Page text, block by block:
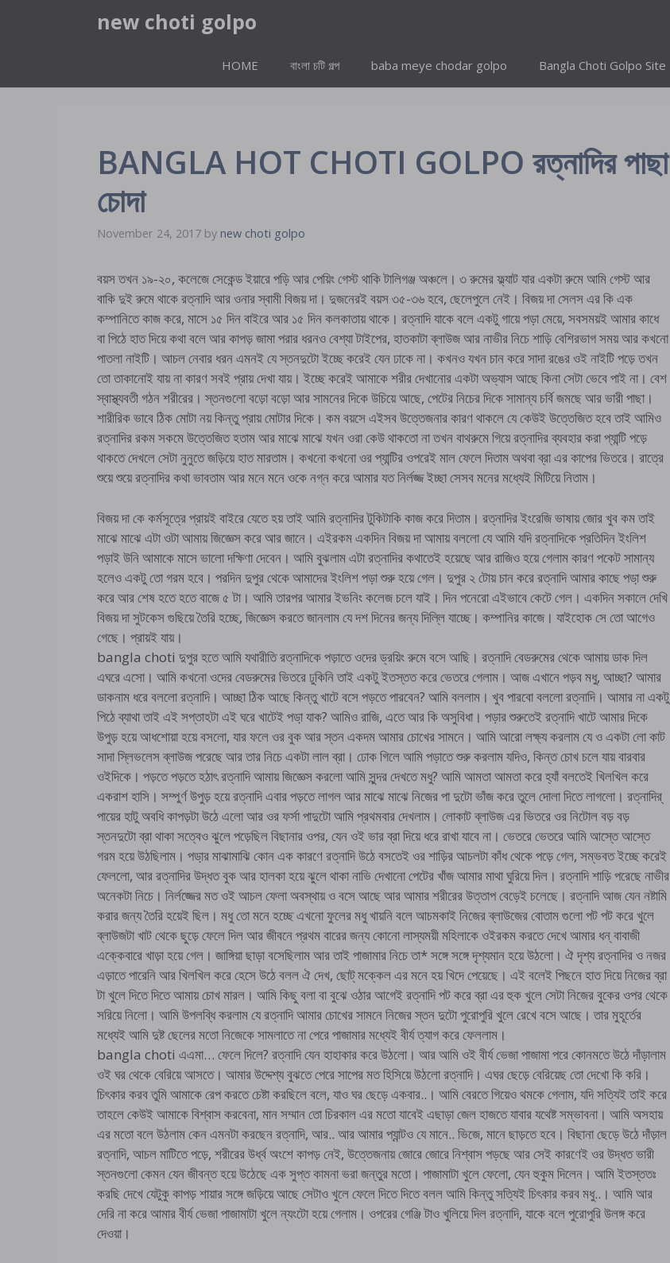
new choti golpo
HOME বাংলা চটি গল্প baba meye chodar golpo Bangla Choti Golpo Site
BANGLA HOT CHOTI GOLPO রত্নাদির পাছা
চোদা
November 24, 2017 by new choti golpo
বয়স তখন ১৯-২০, কলেজে সেকেন্ড ইয়ারে পড়ি আর পেয়িং গেস্ট থাকি টালিগঞ্জ অঞ্চলে। ৩ রুমের ফ্ল্যাট যার একটা রুমে আমি গেস্ট আর
বাকি দুই রুমে থাকে রত্নাদি আর ওনার স্বামী বিজয় দা। দুজনেরই বয়স ৩৫-৩৬ হবে, ছেলেপুলে নেই। বিজয় দা সেলস এর কি এক
কম্পানিতে কাজ করে, মাসে ১৫ দিন বাইরে আর ১৫ দিন কলকাতায় থাকে। রত্নাদি যাকে বলে একটু গায়ে পড়া মেয়ে, সবসময়ই আমার কাধে
বা পিঠে হাত দিয়ে কথা বলে আর কাপড় জামা পরার ধরনও বেশ্যা টাইপের, হাতকাটা ব্লাউজ আর নাভীর নিচে শাড়ি বেশিরভাগ সময় আর কখনো
পাতলা নাইটি। আচল নেবার ধরন এমনই যে স্তনদুটো ইচ্ছে করেই যেন ঢাকে না। কখনও যখন চান করে সাদা রঙের ওই নাইটি পড়ে তখন
তো তাকানোই যায় না কারণ সবই প্রায় দেখা যায়। ইচ্ছে করেই আমাকে শরীর দেখানোর একটা অভ্যাস আছে কিনা সেটা ভেবে পাই না। বেশ
স্বাস্থ্যবতী গঠন শরীরের। স্তনগুলো বড়ো বড়ো আর সামনের দিকে উচিয়ে আছে, পেটের নিচের দিকে সামান্য চর্বি জমছে আর ভারী পাছা।
শারীরিক ভাবে ঠিক মোটা নয় কিন্তু প্রায় মোটার দিকে। কম বয়সে এইসব উত্তেজনার কারণ থাকলে যে কেউই উত্তেজিত হবে তাই আমিও
রত্নাদির রকম সকমে উত্তেজিত হতাম আর মাঝে মাঝে যখন ওরা কেউ থাকতো না তখন বাথরুমে গিয়ে রত্নাদির ব্যবহার করা প্যান্টি পড়ে
থাকতে দেখলে সেটা নুনুতে জড়িয়ে হাত মারতাম। কখনো কখনো ওর প্যান্টির ওপরেই মাল ফেলে দিতাম অথবা ব্রা এর কাপের ভিতরে। রাত্রে
শুয়ে শুয়ে রত্নাদির কথা ভাবতাম আর মনে মনে ওকে নগ্ন করে আমার যত নির্লজ্জ ইচ্ছা সেসব মনের মধ্যেই মিটিয়ে নিতাম।
বিজয় দা কে কর্মসূত্রে প্রায়ই বাইরে যেতে হয় তাই আমি রত্নাদির টুকিটাকি কাজ করে দিতাম। রত্নাদির ইংরেজি ভাষায় জোর খুব কম তাই
মাঝে মাঝে এটা ওটা আমায় জিজ্ঞেস করে আর জানে। এইরকম একদিন বিজয় দা আমায় বললো যে আমি যদি রত্নাদিকে প্রতিদিন ইংলিশ
পড়াই উনি আমাকে মাসে ভালো দক্ষিণা দেবেন। আমি বুঝলাম এটা রত্নাদির কথাতেই হয়েছে আর রাজিও হয়ে গেলাম কারণ পকেট সামান্য
হলেও একটু তো গরম হবে। পরদিন দুপুর থেকে আমাদের ইংলিশ পড়া শুরু হয়ে গেল। দুপুর ২ টোয় চান করে রত্নাদি আমার কাছে পডা় শুরু
করে আর শেষ হতে হতে বাজে ৫ টা। আমি তারপর আমার ইভনিং কলেজ চলে যাই। দিন পনেরো এইভাবে কেটে গেল। একদিন সকালে দেখি
বিজয় দা সুটকেস গুছিয়ে তৈরি হচ্ছে, জিজ্ঞেস করতে জানলাম যে দশ দিনের জন্য দিল্লি যাচ্ছে। কম্পানির কাজে। যাইহোক সে তো আগেও
গেছে। প্রায়ই যায়।
bangla choti দুপুর হতে আমি যথারীতি রত্নাদিকে পড়াতে ওদের ড্রয়িং রুমে বসে আছি। রত্নাদি বেডরুমের থেকে আমায় ডাক দিল
এঘরে এসো। আমি কখনো ওদের বেডরুমের ভিতরে ঢুকিনি তাই একটু ইতস্তত করে ভেতরে গেলাম। আজ এখানে পড়ব মধু, আচ্ছা? আমার
ডাকনাম ধরে বললো রত্নাদি। আচ্ছা ঠিক আছে কিন্তু খাটে বসে পড়তে পারবেন? আমি বললাম। খুব পারবো বললো রত্নাদি। আমার না একটু
পিঠে ব্যাথা তাই এই সপ্তাহটা এই ঘরে খাটেই পডা় যাক? আমিও রাজি, এতে আর কি অসুবিধা। পড়ার শুরুতেই রত্নাদি খাটে আমার দিকে
উপুড় হয়ে আধশোয়া হয়ে বসলো, যার ফলে ওর বুক আর স্তন একদম আমার চোখের সামনে। আমি আরো লক্ষ্য করলাম যে ও একটা লো কাট
সাদা স্লিভলেস ব্লাউজ পরেছে আর তার নিচে একটা লাল ব্রা। ঢোক গিলে আমি পড়াতে শুরু করলাম যদিও, কিন্ত চোখ চলে যায় বারবার
ওইদিকে। পড়তে পড়তে হঠাৎ রত্নাদি আমায় জিজ্ঞেস করলো আমি সুন্দর দেখতে মধু? আমি আমতা আমতা করে হ্যাঁ বলতেই খিলখিল করে
একরাশ হাসি। সম্পুর্ণ উপুড় হয়ে রত্নাদি এবার পড়তে লাগল আর মাঝে মাঝে নিজের পা দুটো ভাঁজ করে তুলে দোলা দিতে লাগলো। রত্নাদির্
পায়ের হাটু অবধি কাপড়টা উঠে এলো আর ওর ফর্সা পাদুটো আমি প্রথমবার দেখলাম। লোকাট ব্লাউজ এর ভিতরে ওর নিটোল বড় বড়
স্তনদুটো ব্রা থাকা সত্বেও ঝুলে পড়েছিল বিছানার ওপর, যেন ওই ভার ব্রা দিয়ে ধরে রাখা যাবে না। ভেতরে ভেতরে আমি আস্তে আস্তে
গরম হয়ে উঠছিলাম। পডা়র মাঝামাঝি কোন এক কারণে রত্নাদি উঠে বসতেই ওর শাড়ির আচলটা কাঁধ থেকে পড়ে গেল, সম্ভবত ইচ্ছে করেই
ফেললো, আর রত্নাদির উদ্ধত বুক আর হালকা হয়ে ঝুলে থাকা নাভি দেখানো পেটের খাঁজ আমার মাথা ঘুরিয়ে দিল। রত্নাদি শাড়ি পরেছে নাভীর
অনেকটা নিচে। নির্লজ্জের মত ওই আচল ফেলা অবস্থায় ও বসে আছে আর আমার শরীরের উত্তাপ বেড়েই চলেছে। রত্নাদি আজ যেন নষ্টামি
করার জন্য তৈরি হয়েই ছিল। মধু তো মনে হচ্ছে এখনো ফুলের মধু খায়নি বলে আচমকাই নিজের ব্লাউজের বোতাম গুলো পট পট করে খুলে
ব্লাউজটা খাট থেকে ছুড়ে ফেলে দিল আর জীবনে প্রথম বারের জন্য কোনো লাস্যময়ী মহিলাকে ওইরকম করতে দেখে আমার ধন্ বাবাজী
এক্কেবারে খাড়া হয়ে গেল। জাঙ্গিয়া ছাড়া বসেছিলাম আর তাই পাজামার নিচে তা* সঙ্গে সঙ্গে দৃশ্যমান হয়ে উঠলো। ঐ দৃশ্য রত্নাদির ও নজর
এড়াতে পারেনি আর খিলখিল করে হেসে উঠে বলল ঐ দেখ, ছোট্ মক্কেল এর মনে হয় খিদে পেয়েছে। এই বলেই পিছনে হাত দিয়ে নিজের ব্রা
টা খুলে দিতে দিতে আমায় চোখ মারল। আমি কিছু বলা বা বুঝে ওঠার আগেই রত্নাদি পট করে ব্রা এর হুক খুলে সেটা নিজের বুকের ওপর থেকে
সরিয়ে নিলো। আমি উপলব্ধি করলাম যে রত্নাদি আমার চোখের সামনে নিজের স্তন দুটো পুরোপুরি খুলে রেখে বসে আছে। তার মুহূর্তের
মধ্যেই আমি দুষ্ট ছেলের মতো নিজেকে সামলাতে না পেরে পাজামার মধ্যেই বীর্য ত্যাগ করে ফেললাম।
bangla choti এএমা… ফেলে দিলে? রত্নাদি যেন হাহাকার করে উঠলো। আর আমি ওই বীর্য ভেজা পাজামা পরে কোনমতে উঠে দাঁড়ালাম
ওই ঘর থেকে বেরিয়ে আসতে। আমার উদ্দেশ্য বুঝতে পেরে সাপের মত হিসিয়ে উঠলো রত্নাদি। এঘর ছেড়ে বেরিয়েছ তো দেখো কি করি।
চিৎকার করব তুমি আমাকে রেপ করতে চেষ্টা করছিলে বলে, যাও ঘর ছেড়ে একবার..। আমি বেরতে গিয়েও থমকে গেলাম, যদি সত্যিই তাই করে
তাহলে কেউই আমাকে বিশ্বাস করবেনা, মান সম্মান তো চিরকাল এর মতো যাবেই এছাড়া জেল হাজতে যাবার যথেষ্ট সম্ভাবনা। আমি অসহায়
এর মতো বলে উঠলাম কেন এমনটা করছেন রত্নাদি, আর.. আর আমার প্যান্টও যে মানে.. ভিজে, মানে ছাড়তে হবে। বিছানা ছেড়ে উঠে দাঁড়াল
রত্নাদি, আচল মাটিতে পড়ে, শরীরের উর্ধ্ব অংশে কাপড় নেই, উত্তেজনায় জোরে জোরে নিশ্বাস পড়ছে আর সেই কারণেই ওর উদ্ধত ভারী
স্তনগুলো কেমন যেন জীবন্ত হয়ে উঠেছে এক সুপ্ত কামনা ভরা জন্তুর মতো। পাজামাটা খুলে ফেলো, যেন হুকুম দিলেন। আমি ইতস্ততঃ
করছি দেখে যেটুকু কাপড় শায়ার সঙ্গে জড়িয়ে আছে সেটাও খুলে ফেলে দিতে দিতে বলল আমি কিন্তু সত্যিই চিৎকার করব মধু..। আমি আর
দেরি না করে আমার বীর্য ভেজা পাজামাটা খুলে ন্যংটো হয়ে গেলাম। ওপরের গেঞ্জি টাও খুলিয়ে দিল রত্নাদি, যাকে বলে পুরোপুরি উলঙ্গ করে
দেওয়া।